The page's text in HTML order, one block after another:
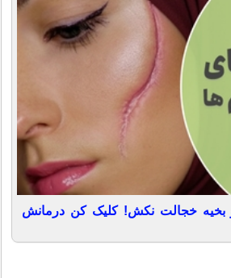
بخیه خجالت نکش! کلیک کن درمانش